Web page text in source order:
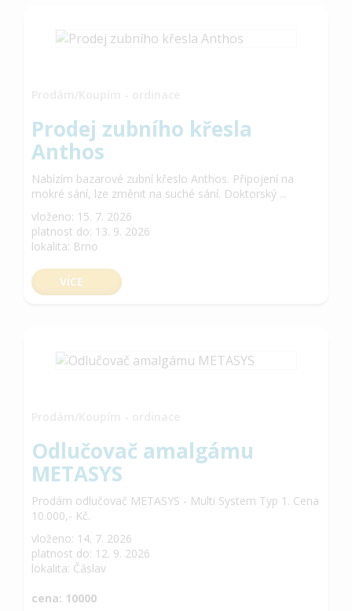
Prodej zubního křesla
Anthos
Nabízím bazarové zubní křeslo Anthos. Připojení na
mokré sání, lze změnit na suché sání. Doktorský ...
vloženo: 15. 7. 2026
platnost do: 13. 9. 2026
lokalita: Brno
VÍCE
Odlučovač amalgámu
METASYS
Prodám odlučovač METASYS - Multi System Typ 1. Cena
10.000,- Kč.
vloženo: 14. 7. 2026
platnost do: 12. 9. 2026
lokalita: Čáslav
cena: 10000